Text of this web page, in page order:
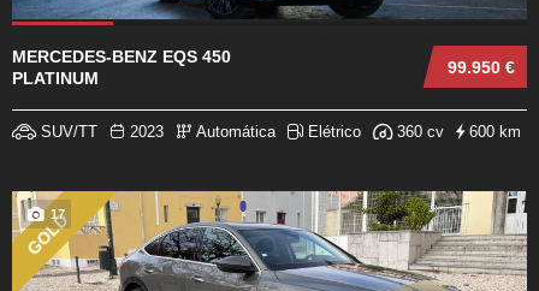
99.950 €
MERCEDES-BENZ EQS 450
PLATINUM
SUV/TT 2023 Automática Elétrico 360 cv 600 km
17
GOLD